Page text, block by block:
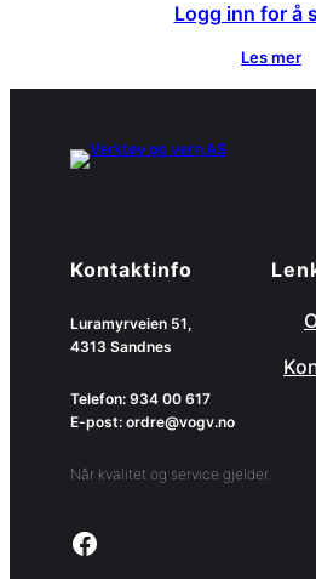
Logg inn for å
Les mer
Kontaktinfo
Luramyrveien 51,
4313 Sandnes
Telefon: 934 00 617
E-post: ordre@vogv.no
Når kvalitet og service gjelder.
Link to facebook page